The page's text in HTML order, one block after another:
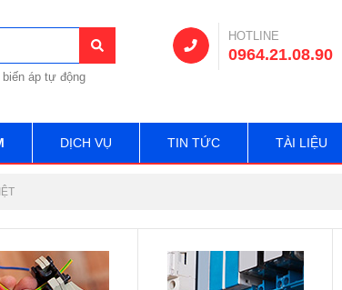
HOTLINE
0964.21.08.90
áp tự động
DỊCH VỤ TIN TỨC TÀI LIỆU